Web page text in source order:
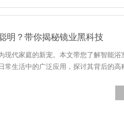
明？带你揭秘镜业黑科技
现代家庭的新宠。本文带您了解智能浴
常生活中的广泛应用，探讨其背后的高